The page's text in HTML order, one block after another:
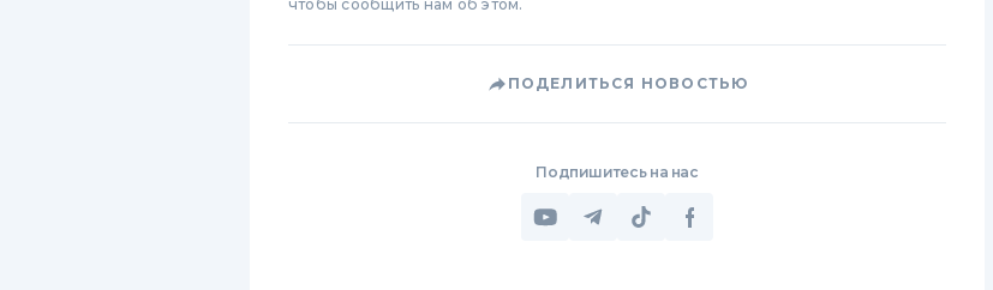
чтобы сообщить нам об этом.
ПОДЕЛИТЬСЯ НОВОСТЬЮ
Подпишитесь на нас